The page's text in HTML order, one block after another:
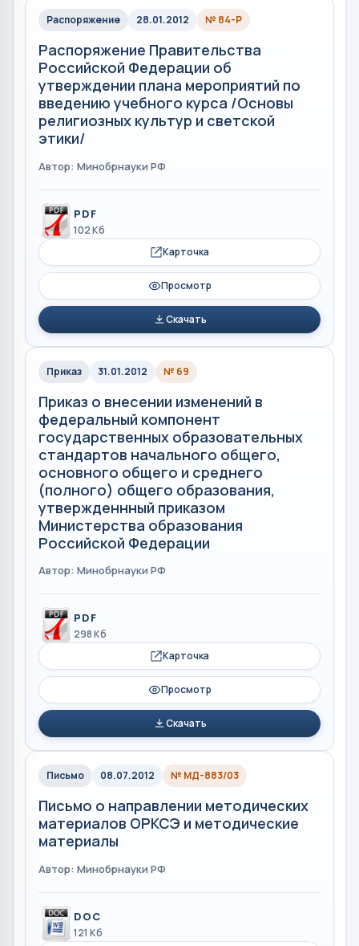
Распоряжение 28.01.2012 № 84-Р
Распоряжение Правительства
Российской Федерации об
утверждении плана мероприятий по
введению учебного курса /Основы
религиозных культур и светской
этики/
Автор: Минобрнауки РФ
PDF
102 Кб
Карточка
Просмотр
Скачать
Приказ 31.01.2012 № 69
Приказ о внесении изменений в
федеральный компонент
государственных образовательных
стандартов начального общего,
основного общего и среднего
(полного) общего образования,
утвержденнный приказом
Министерства образования
Российской Федерации
Автор: Минобрнауки РФ
PDF
298 Кб
Карточка
Просмотр
Скачать
Письмо 08.07.2012 № МД-883/03
Письмо о направлении методических
материалов ОРКСЭ и методические
материалы
Автор: Минобрнауки РФ
DOC
121 Кб